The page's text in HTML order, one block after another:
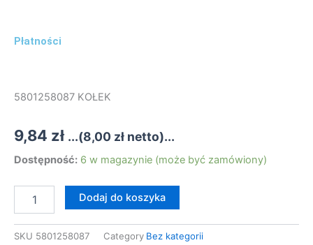
Płatności
5801258087 KOŁEK
9,84 zł ...(8,00 zł netto)...
Dostępność: 6 w magazynie (może być zamówiony)
ilość
KOŁEK
Dodaj do koszyka
SKU 5801258087 Category Bez kategorii